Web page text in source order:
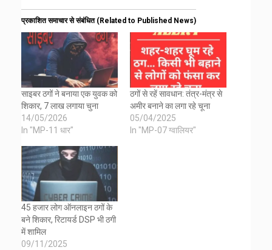
प्रकाशित समाचार से संबंधित (Related to Published News)
साइबर ठगों ने बनाया एक युवक को
शिकार, 7 लाख लगाया चुना
14/05/2026
In "MP-11 धार"
ठगों से रहें सावधान: तंत्र-मंत्र से
अमीर बनाने का लगा रहे चूना
05/04/2025
In "MP-07 ग्वालियर"
45 हजार लोग ऑनलाइन ठगों के
बने शिकार, रिटायर्ड DSP भी ठगी
में शामिल
09/11/2025